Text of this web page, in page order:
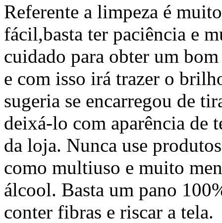
Referente a limpeza é muito
fácil,basta ter paciência e
cuidado para obter um
e com isso irá trazer o
sugeria se encarregou de
deixá-lo com aparência de
da loja. Nunca use
como multiuso e muito
álcool. Basta um pano
conter fibras e riscar a tela.